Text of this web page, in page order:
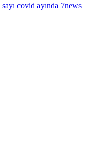
sayı covid ayında 7news